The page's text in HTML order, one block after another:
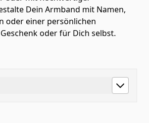
Dein Armband mit Namen,
oder einer persönlichen
oder für Dich selbst.